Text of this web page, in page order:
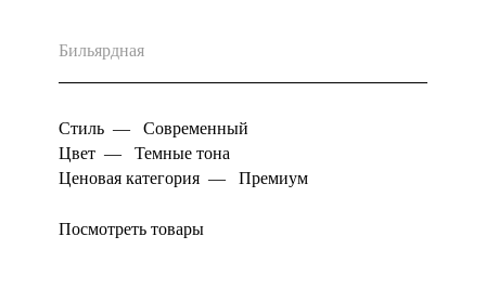
Бильярдная
Стиль —
Современный
Цвет —
Темные тона
Ценовая категория — Премиум
Посмотреть товары